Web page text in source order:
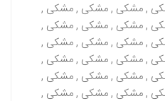
, مشکی , مشکی , مشکی ,
, مشکی , مشکی , مشکی ,
, مشکی , مشکی , مشکی ,
, مشکی , مشکی , مشکی ,
, مشکی , مشکی , مشکی ,
, مشکی , مشکی , مشکی ,